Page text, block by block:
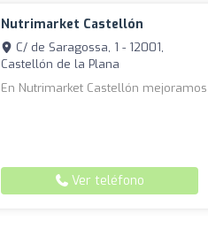
Nutrimarket Castellón
C/ de Saragossa, 1 - 12001,
Castellón de la Plana
En Nutrimarket Castellón
Ver teléfono